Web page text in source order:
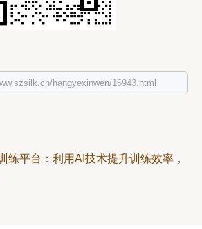
hangyexinwen/16943.html
练平台：利用AI技术提升训练效率，